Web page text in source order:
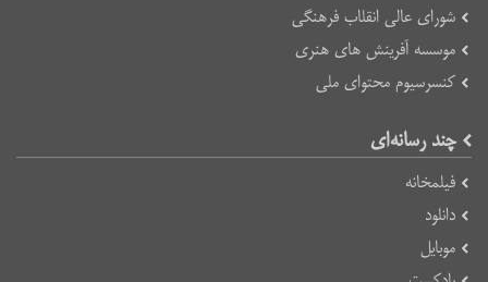
شورای عالی انقلاب فرهنگی
موسسه آفرینش های هنری
کنسرسیوم محتوای ملی
چند رسانه‌ای
فیلمخانه
دانلود
موبایل